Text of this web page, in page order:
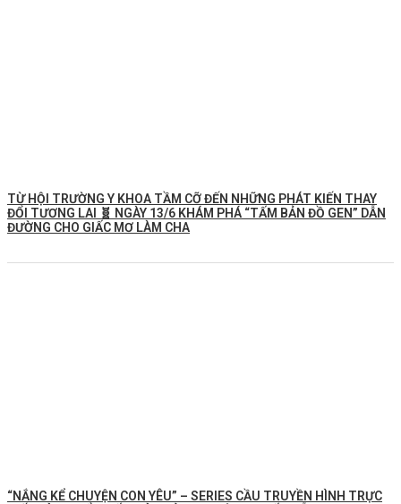
TỪ HỘI TRƯỜNG Y KHOA TẦM CỠ ĐẾN NHỮNG PHÁT KIẾN THAY
ĐỔI TƯƠNG LAI 🧬 NGÀY 13/6 KHÁM PHÁ “TẤM BẢN ĐỒ GEN” DẪN
ĐƯỜNG CHO GIẤC MƠ LÀM CHA
“NẮNG KỂ CHUYỆN CON YÊU” – SERIES CẦU TRUYỀN HÌNH TRỰC